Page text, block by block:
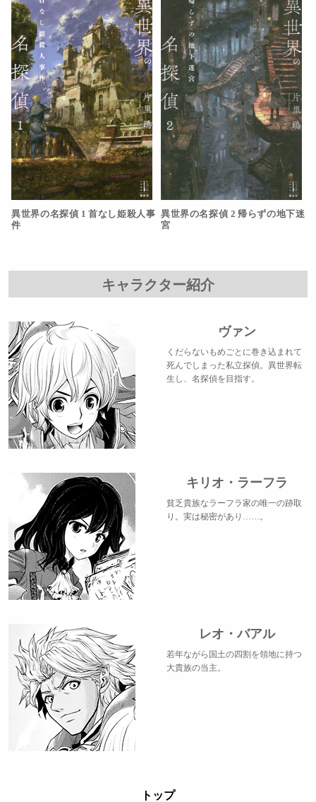
異世界の名探偵 1 首なし姫殺人事
件
異世界の名探偵 2 帰らずの地下迷
宮
キャラクター紹介
ヴァン
くだらないもめごとに巻き込まれて
死んでしまった私立探偵。異世界転
生し、名探偵を目指す。
キリオ・ラーフラ
貧乏貴族なラーフラ家の唯一の跡取
り。実は秘密があり……。
レオ・バアル
若年ながら国土の四割を領地に持つ
大貴族の当主。
トップ